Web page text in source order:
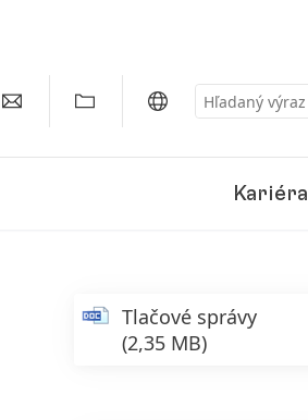
Kariéra
Tlačové správy
(2,35 MB)